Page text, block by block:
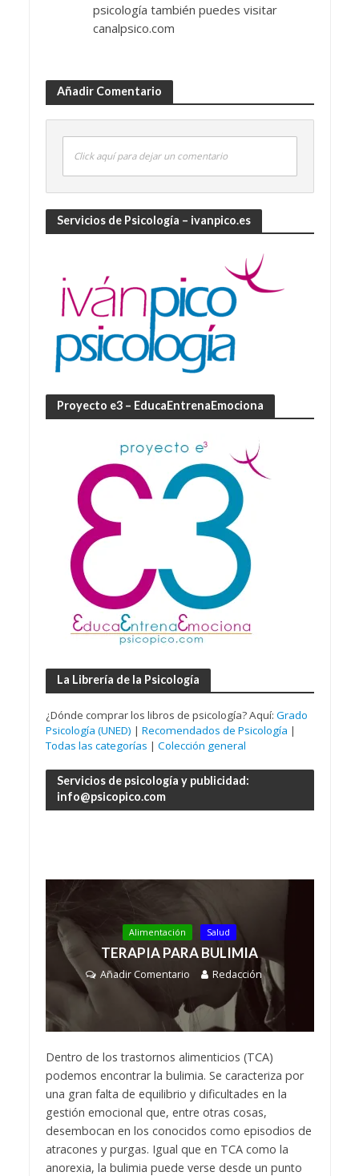
psicología también puedes visitar
canalpsico.com
Añadir Comentario
Click aquí para dejar un comentario
Servicios de Psicología – ivanpico.es
Proyecto e3 – EducaEntrenaEmociona
La Librería de la Psicología
¿Dónde comprar los libros de psicología? Aquí: Grado
Psicología (UNED) | Recomendados de Psicología |
Todas las categorías | Colección general
Servicios de psicología y publicidad:
info@psicopico.com
Alimentación Salud
TERAPIA PARA BULIMIA
Añadir Comentario Redacción
Dentro de los trastornos alimenticios (TCA)
podemos encontrar la bulimia. Se caracteriza por
una gran falta de equilibrio y dificultades en la
gestión emocional que, entre otras cosas,
desembocan en los conocidos como episodios de
atracones y purgas. Igual que en TCA como la
anorexia, la bulimia puede verse desde un punto